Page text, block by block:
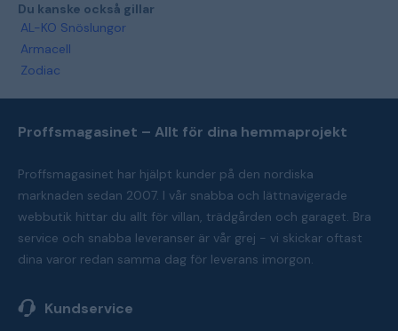
Du kanske också gillar
AL-KO Snöslungor
Armacell
Zodiac
Proffsmagasinet – Allt för dina hemmaprojekt
Proffsmagasinet har hjälpt kunder på den nordiska
marknaden sedan 2007. I vår snabba och lättnavigerade
webbutik hittar du allt för villan, trädgården och garaget. Bra
service och snabba leveranser är vår grej - vi skickar oftast
dina varor redan samma dag för leverans imorgon.
Kundservice